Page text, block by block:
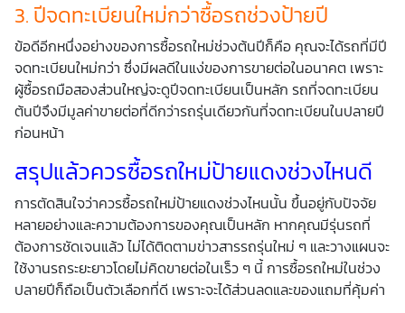
3. ปีจดทะเบียนใหม่กว่าซื้อรถช่วงป้ายปี
ข้อดีอีกหนึ่งอย่างของการซื้อรถใหม่ช่วงต้นปีก็คือ คุณจะได้รถที่มีปี
จดทะเบียนใหม่กว่า ซึ่งมีผลดีในแง่ของการขายต่อในอนาคต เพราะ
ผู้ซื้อรถมือสองส่วนใหญ่จะดูปีจดทะเบียนเป็นหลัก รถที่จดทะเบียน
ต้นปีจึงมีมูลค่าขายต่อที่ดีกว่ารถรุ่นเดียวกันที่จดทะเบียนในปลายปี
ก่อนหน้า
สรุปแล้วควรซื้อรถใหม่ป้ายแดงช่วงไหนดี
การตัดสินใจว่าควรซื้อรถใหม่ป้ายแดงช่วงไหนนั้น ขึ้นอยู่กับปัจจัย
หลายอย่างและความต้องการของคุณเป็นหลัก หากคุณมีรุ่นรถที่
ต้องการชัดเจนแล้ว ไม่ได้ติดตามข่าวสารรถรุ่นใหม่ ๆ และวางแผนจะ
ใช้งานรถระยะยาวโดยไม่คิดขายต่อในเร็ว ๆ นี้ การซื้อรถใหม่ในช่วง
ปลายปีก็ถือเป็นตัวเลือกที่ดี เพราะจะได้ส่วนลดและของแถมที่คุ้มค่า